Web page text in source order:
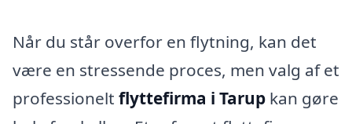
Når du står overfor en flytning, kan det
være en stressende proces, men valg af et
professionelt flyttefirma i Tarup kan gøre